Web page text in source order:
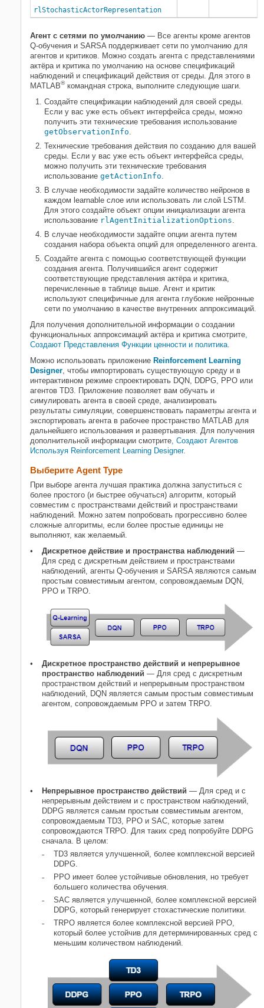
rlStochasticActorRepresentation
Агент с сетями по умолчанию — Все агенты кроме агентов
Q-обучения и SARSA поддерживает сети по умолчанию для
агентов и критиков. Можно создать агента с представлениями
актёра и критика по умолчанию на основе спецификаций
наблюдений и спецификаций действия от среды. Для этого в
MATLAB®командная строка, выполните следующие шаги.
Создайте спецификации наблюдений для своей среды.
Если у вас уже есть объект интерфейса среды, можно
получить эти технические требования использование
getObservationInfo
Технические требования действия по созданию для вашей
среды. Если у вас уже есть объект интерфейса среды,
можно получить эти технические требования
использование getActionInfo
В случае необходимости задайте количество нейронов в
каждом learnable слое или использовать ли слой LSTM.
Для этого создайте объект опции инициализации агента
использование rlAgentInitializationOptions
В случае необходимости задайте опции агента путем
создания набора объекта опций для определенного агента.
Создайте агента с помощью соответствующей функции
создания агента. Получившийся агент содержит
соответствующие представления актёра и критика,
перечисленные в таблице выше. Агент и критик
используют специфичные для агента глубокие нейронные
сети по умолчанию в качестве внутренних аппроксимаций.
Для получения дополнительной информации о создании
функциональных аппроксимаций актёра и критика смотрите
Создают Представления Функции ценности и политика
Можно использовать приложение Reinforcement Learning
Designer , чтобы импортировать существующую среду и в
интерактивном режиме спроектировать DQN, DDPG, PPO или
агентов TD3. Приложение позволяет вам обучать и
симулировать агента в своей среде, анализировать
результаты симуляции, совершенствовать параметры агента и
экспортировать агента в рабочее пространство MATLAB для
дальнейшего использования и развертывания. Для получения
дополнительной информации смотрите , Создают Агентов
Используя Reinforcement Learning Designer.
Выберите Agent Type
При выборе агента лучшая практика должна запуститься с
более простого (и быстрее обучаться) алгоритм, который
совместим с пространствами действий и пространствами
наблюдений. Можно затем попробовать прогрессивно более
сложные алгоритмы, если более простые единицы не
выполняют, как желаемый.
Дискретное действие и пространства наблюдений —
Для сред с дискретным действием и пространствами
наблюдений, агенты Q-обучения и SARSA являются самым
простым совместимым агентом, сопровождаемым DQN,
PPO и TRPO.
Дискретное пространство действий и непрерывное
пространство наблюдений — Для сред с дискретным
пространством действий и непрерывным пространством
наблюдений, DQN является самым простым совместимым
агентом, сопровождаемым PPO и затем TRPO.
Непрерывное пространство действий — Для сред и с
непрерывным действием и с пространством наблюдений,
DDPG является самым простым совместимым агентом,
сопровождаемым TD3, PPO и SAC, которые затем
сопровождаются TRPO. Для таких сред попробуйте DDPG
сначала. В целом:
TD3 является улучшенной, более комплексной версией
DDPG.
PPO имеет более устойчивые обновления, но требует
большего количества обучения.
SAC является улучшенной, более комплексной версией
DDPG, который генерирует стохастические политики.
TRPO является более комплексной версией PPO,
который более устойчив для детерминированных сред с
меньшим количеством наблюдений.